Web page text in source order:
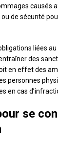
causés
de sécurité
liées
des
en effet des
personnes
en cas
se